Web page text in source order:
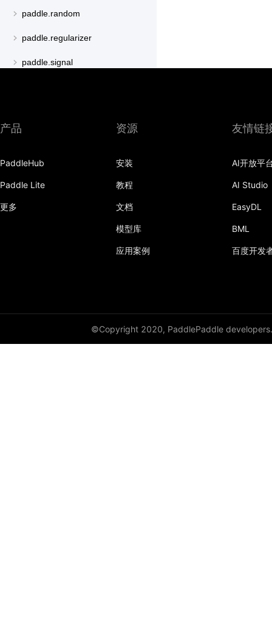
paddle.random
paddle.regularizer
paddle.signal
paddle.sysconfig
paddle.text
产品
PaddleHub
Paddle Lite
更多
资源
安装
教程
文档
模型库
应用案例
友情链
AI开放平
AI Studio
EasyDL
BML
百度开发
©Copyright 2020, PaddlePaddle developers.